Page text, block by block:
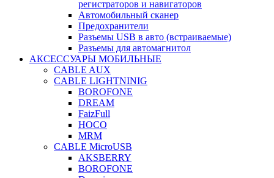
регистраторов и навигаторов
Автомобильный сканер
Предохранители
Разъемы USB в авто (встраиваемые)
Разъемы для автомагнитол
АКСЕССУАРЫ МОБИЛЬНЫЕ
CABLE AUX
CABLE LIGHTNINIG
BOROFONE
DREAM
FaizFull
HOCO
MRM
CABLE MicroUSB
AKSBERRY
BOROFONE